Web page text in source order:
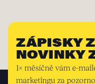
ZÁPISKY
NOVINKY
1× měsíčně vám e-
marketingu za